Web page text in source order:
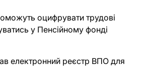
оцифрувати трудові
у Пенсійному фонді
електронний реєстр ВПО для